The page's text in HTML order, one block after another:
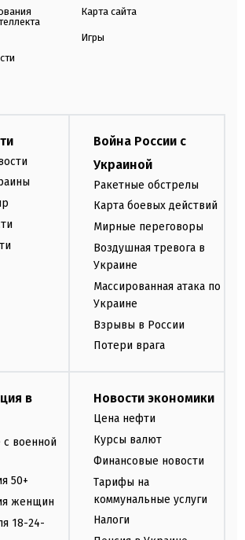
Карта сайта
Игры
Война России с
Украиной
Ракетные обстрелы
Карта боевых действий
Мирные переговоры
Воздушная тревога в
Украине
Массированная атака по
Украине
Взрывы в России
Потери врага
в
с военной
50+
женщин
18-24-
Новости экономики
Цена нефти
Курсы валют
Финансовые новости
Тарифы на
коммунальные услуги
Налоги